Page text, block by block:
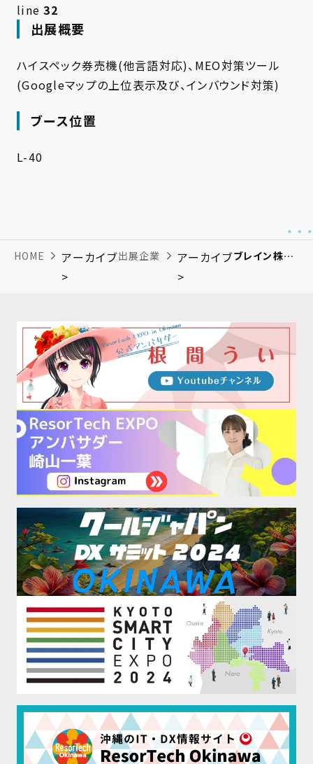
line32
出展概要
ハイスペック券売機(他言語対応)、MEO対策ツール
(Googleマップの上位表示及び、インバウンド対策)
ブース位置
L-40
HOME
アーカイブ
>
出展企業
アーカイブ
>
ブレイン株式会社